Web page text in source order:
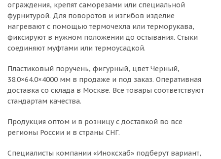
ограждения, крепят саморезами или специальной
фурнитурой. Для поворотов и изгибов изделие
нагревают с помощью термочехла или терморукава,
фиксируют в нужном положении до остывания. Стыки
соединяют муфтами или термоусадкой.
Пластиковый поручень, фигурный, цвет Черный,
38.0×64.0×4000 мм в продаже и под заказ. Оперативная
доставка со склада в Москве. Все товары соответствуют
стандартам качества.
Продукция оптом и в розницу с доставкой во все
регионы России и в страны СНГ.
Специалисты компании «Иноксхаб» подберут вариант,